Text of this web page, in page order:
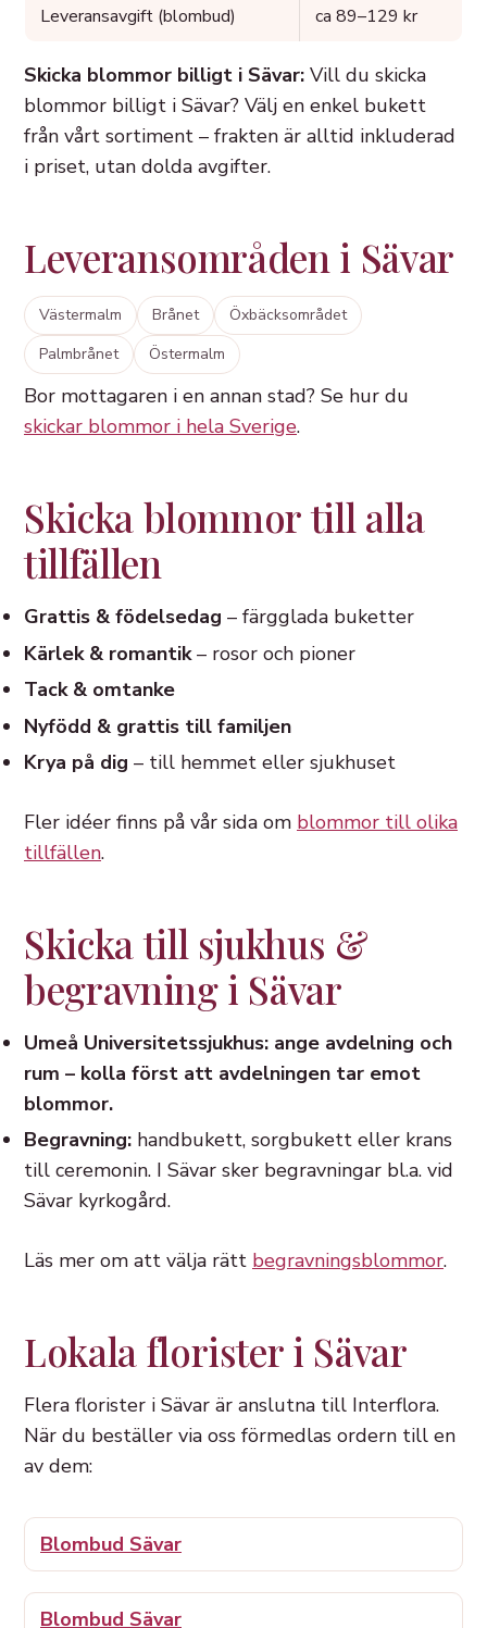
Leveransavgift (blombud) ca 89–129 kr
Skicka blommor billigt i Sävar: Vill du skicka
blommor billigt i Sävar? Välj en enkel bukett
från vårt sortiment – frakten är alltid inkluderad
i priset, utan dolda avgifter.
Leveransområden i Sävar
Västermalm Brånet
Öxbäcksområdet
Palmbrånet
Östermalm
Bor mottagaren i en annan stad? Se hur du
skickar blommor i hela Sverige.
Skicka blommor till alla
tillfällen
Grattis & födelsedag – färgglada buketter
Kärlek & romantik– rosor och pioner
Tack & omtanke
Nyfödd & grattis till familjen
Krya på dig – till hemmet eller sjukhuset
Fler idéer finns på vår sida om blommor till olika
tillfällen.
Skicka till sjukhus &
begravning i Sävar
Umeå Universitetssjukhus: ange avdelning och
rum – kolla först att avdelningen tar emot
blommor.
Begravning: handbukett, sorgbukett eller krans
till ceremonin. I Sävar sker begravningar bl.a. vid
Sävar kyrkogård.
Läs mer om att välja rätt begravningsblommor.
Lokala florister i Sävar
Flera florister i Sävar är anslutna till Interflora.
När du beställer via oss förmedlas ordern till en
av dem:
Blombud Sävar
Blombud Sävar